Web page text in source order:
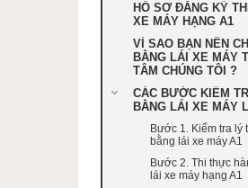
HỒ SƠ ĐĂNG KÝ
XE MÁY HẠNG A1
VÌ SAO BẠN NÊN
BẰNG LÁI XE MÁY
TÂM CHÚNG TÔI ?
CÁC BƯỚC KIỂM
BẰNG LÁI XE MÁY
Bước 1. Kiểm tra lý
bằng lái xe máy A1
Bước 2. Thi thực
lái xe máy hạng A1